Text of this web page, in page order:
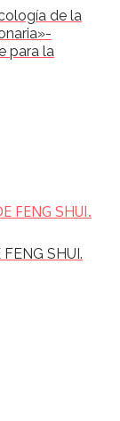
de la
para la
SHUI.